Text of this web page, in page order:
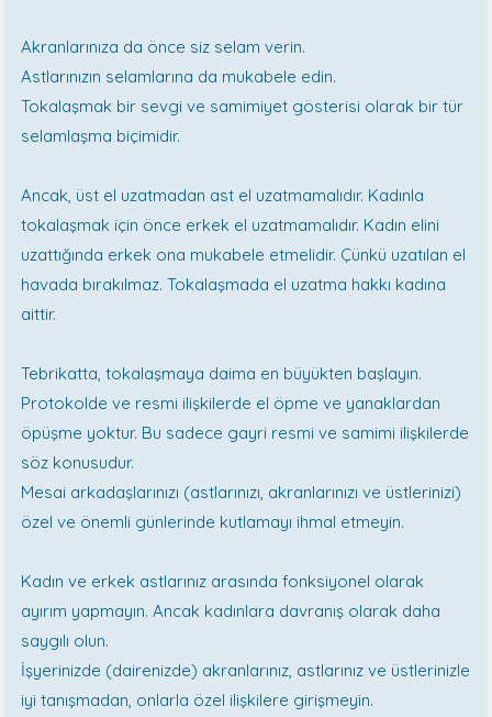
Akranlarınıza da önce siz selam verin.
Astlarınızın selamlarına da mukabele edin.
Tokalaşmak bir sevgi ve samimiyet gösterisi olarak bir tür
selamlaşma biçimidir.
Ancak, üst el uzatmadan ast el uzatmamalıdır. Kadınla
tokalaşmak için önce erkek el uzatmamalıdır. Kadın elini
uzattığında erkek ona mukabele etmelidir. Çünkü uzatılan el
havada bırakılmaz. Tokalaşmada el uzatma hakkı kadına
aittir.
Tebrikatta, tokalaşmaya daima en büyükten başlayın.
Protokolde ve resmi ilişkilerde el öpme ve yanaklardan
öpüşme yoktur. Bu sadece gayri resmi ve samimi ilişkilerde
söz konusudur.
Mesai arkadaşlarınızı (astlarınızı, akranlarınızı ve üstlerinizi)
özel ve önemli günlerinde kutlamayı ihmal etmeyin.
Kadın ve erkek astlarınız arasında fonksiyonel olarak
ayırım yapmayın. Ancak kadınlara davranış olarak daha
saygılı olun.
İşyerinizde (dairenizde) akranlarınız, astlarınız ve üstlerinizle
iyi tanışmadan, onlarla özel ilişkilere girişmeyin.